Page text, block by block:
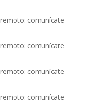
comunícate
comunícate
comunícate
comunícate